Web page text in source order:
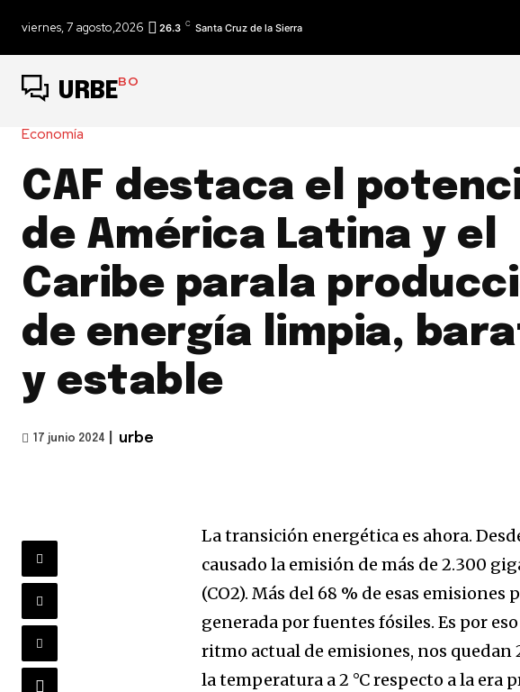
viernes, 7 agosto,2026 26.3 C Santa Cruz de la Sierra
URBEBO
Economía
CAF destaca el
de América Latina y el
Caribe parala
de energía limpia,
y estable
17 junio 2024 urbe
La transición energética es ahora.
causado la emisión de más de 2.300
(CO2). Más del 68 % de esas
generada por fuentes fósiles. Es por
ritmo actual de emisiones, nos
la temperatura a 2 °C respecto a la